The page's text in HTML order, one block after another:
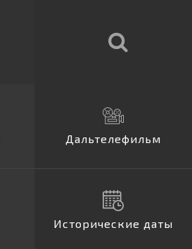
Дальтелефильм
Исторические даты